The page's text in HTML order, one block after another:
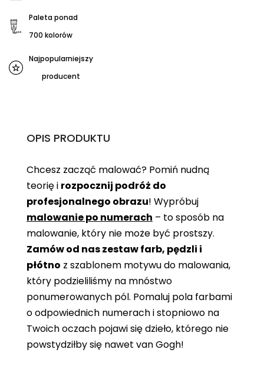
Paleta ponad
700 kolorów
Najpopularniejszy
producent
OPIS PRODUKTU
Chcesz zacząć malować? Pomiń nudną
teorię i rozpocznij podróż do
profesjonalnego obrazu! Wypróbuj
malowanie po numerach – to sposób na
malowanie, który nie może być prostszy.
Zamów od nas zestaw farb, pędzli i
płótno z szablonem motywu do malowania,
który podzieliliśmy na mnóstwo
ponumerowanych pól. Pomaluj pola farbami
o odpowiednich numerach i stopniowo na
Twoich oczach pojawi się dzieło, którego nie
powstydziłby się nawet van Gogh!